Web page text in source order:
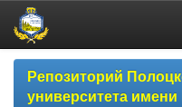
Skip
navigationРепозиторий
университета